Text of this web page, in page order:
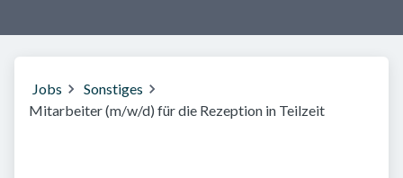
Jobs
Sonstiges
Mitarbeiter (m/w/d) für die Rezeption in Teilzeit